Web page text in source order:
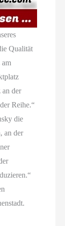
Qualität
am
an der
Reihe.“
die
an der